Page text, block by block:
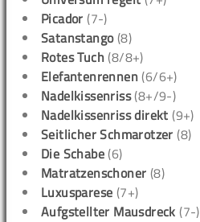
Picador (7-)
Satanstango(8)
Rotes Tuch (8/8+)
Elefantenrennen (6/6+)
Nadelkissenriss(8+/9-)
Nadelkissenriss direkt (9+)
Seitlicher Schmarotzer (8)
Die Schabe (6)
Matratzenschoner (8)
Luxusparese (7+)
Aufgstellter Mausdreck (7-)